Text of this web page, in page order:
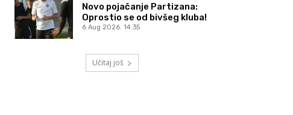
Novo pojačanje Partizana:
Oprostio se od bivšeg kluba!
6 Aug 2026. 14:35
Učitaj još